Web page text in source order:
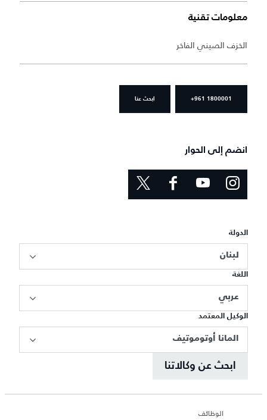
معلومات تقنية
الخزف الصيني الفاخر
+961 1800001 ابحث عنا
انضم إلى الحوار
الدولة
لبنان
اللغة
عربي
الوكيل المعتمد
المانا أوتوموتيف
ابحث عن وكالاتنا
الوظائف